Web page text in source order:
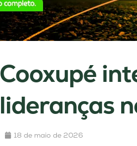
Cooxupé
lideranças
18 de maio de 2026